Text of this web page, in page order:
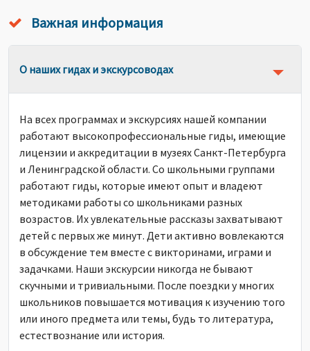
Важная информация
О наших гидах и экскурсоводах
На всех программах и экскурсиях нашей компании
работают высокопрофессиональные гиды, имеющие
лицензии и аккредитации в музеях Санкт-Петербурга
и Ленинградской области. Со школьными группами
работают гиды, которые имеют опыт и владеют
методиками работы со школьниками разных
возрастов. Их увлекательные рассказы захватывают
детей с первых же минут. Дети активно вовлекаются
в обсуждение тем вместе с викторинами, играми и
задачками. Наши экскурсии никогда не бывают
скучными и тривиальными. После поездки у многих
школьников повышается мотивация к изучению того
или иного предмета или темы, будь то литература,
естествознание или история.